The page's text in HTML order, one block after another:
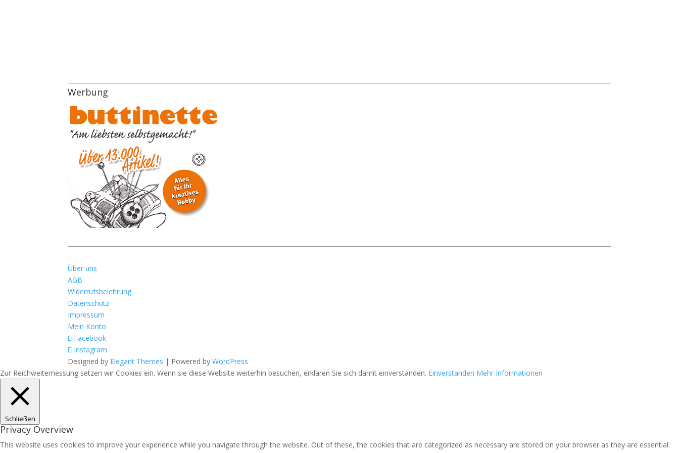
Werbung
Über uns
AGB
Widerrufsbelehrung
Datenschutz
Impressum
Mein Konto
Facebook
Instagram
Designed by Elegant Themes | Powered byWordPress
Zur Reichweitemessung setzen wir Cookies ein. Wenn sie diese Website weiterhin besuchen, erklären Sie sich damit einverstanden. Einverstanden Mehr Informationen
Schließen
Privacy Overview
This website uses cookies to improve your experience while you navigate through the website. Out of these, the cookies that are categorized as necessary are stored on your browser as they are essential